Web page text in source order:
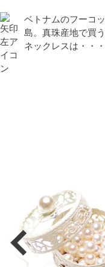
ベトナムのフーコ
島。真珠産地で買
ネックレスは・・